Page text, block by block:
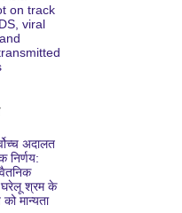
on track
viral
अदालत
निर्णय:
श्रम के
मान्यता